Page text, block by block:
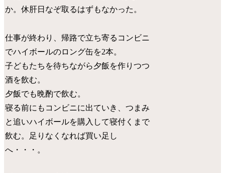
か。休肝日なぞ取るはずもなかった。
仕事が終わり、帰路で立ち寄るコンビニ
でハイボールのロング缶を2本。
子どもたちを待ちながら夕飯を作りつつ
酒を飲む。
夕飯でも晩酌で飲む。
寝る前にもコンビニに出ていき、つまみ
と追いハイボールを購入して寝付くまで
飲む。足りなくなれば買い足し
へ・・・。